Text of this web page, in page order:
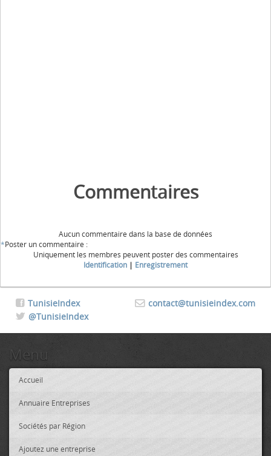
Commentaires
Aucun commentaire dans la base de données
*Poster un commentaire :
Uniquement les membres peuvent poster des commentaires
Identification | Enregistrement
contact@tunisieindex.com
TunisieIndex
@TunisieIndex
Menu
Accueil
Annuaire Entreprises
Sociétés par Région
Ajoutez une entreprise